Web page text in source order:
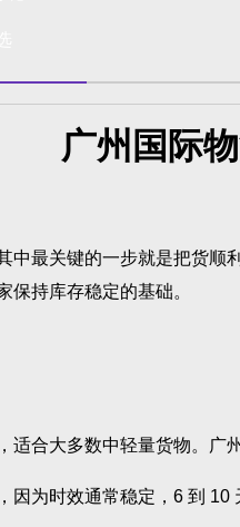
广州国际
关键的一步就是把货顺
保持库存稳定的基础。
合大多数中轻量货物。广
为时效通常稳定，6 到 10